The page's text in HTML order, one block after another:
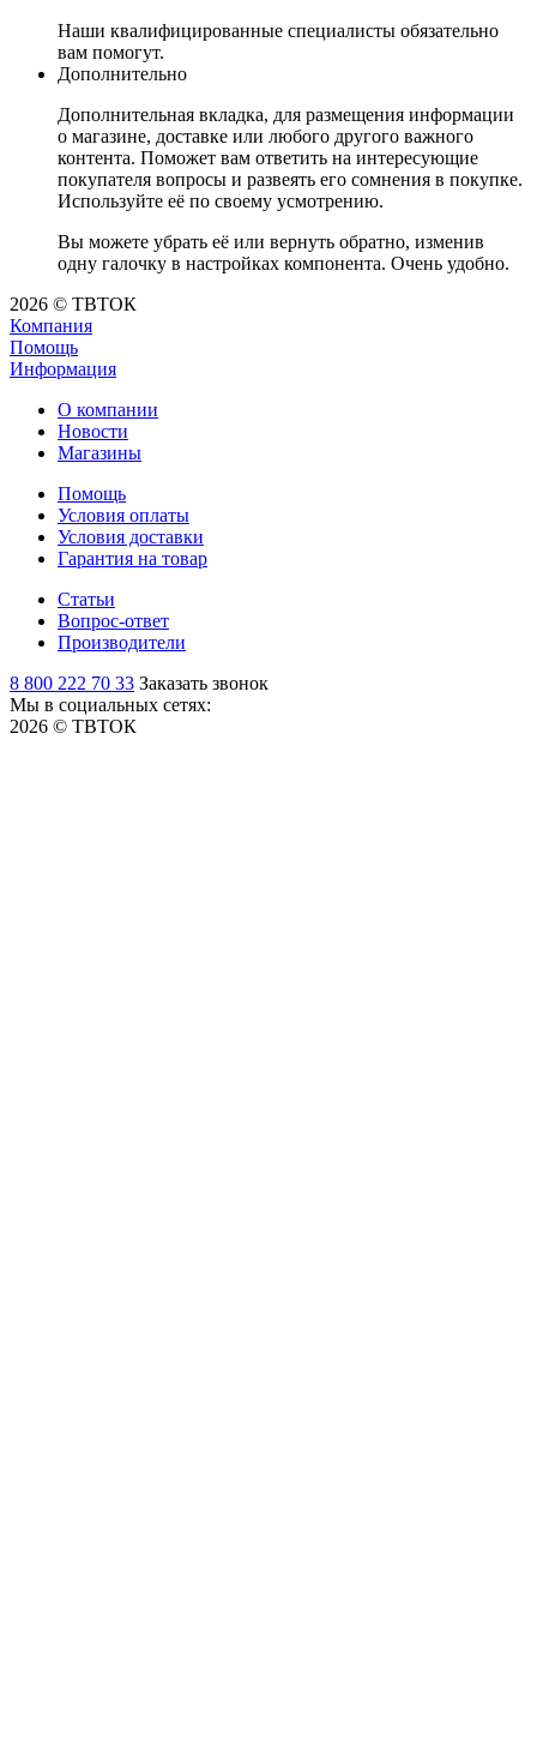
Наши квалифицированные специалисты обязательно
вам помогут.
Дополнительно
Дополнительная вкладка, для размещения информации
о магазине, доставке или любого другого важного
контента. Поможет вам ответить на интересующие
покупателя вопросы и развеять его сомнения в покупке.
Используйте её по своему усмотрению.
Вы можете убрать её или вернуть обратно, изменив
одну галочку в настройках компонента. Очень удобно.
2026 © ТВТОК
Компания
Помощь
Информация
О компании
Новости
Магазины
Помощь
Условия оплаты
Условия доставки
Гарантия на товар
Статьи
Вопрос-ответ
Производители
8 800 222 70 33 Заказать звонок
Мы в социальных сетях:
2026 © ТВТОК